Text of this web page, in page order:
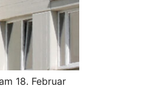
18. Februar